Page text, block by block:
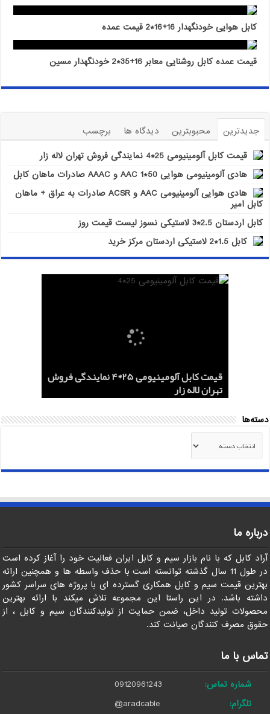
کابل هوایی خودنگهدار 16+16*2 قیمت عمده
قیمت عمده کابل روشنایی معابر 16+35*2 خودنگهدار مسین
جدیدترین محبوبترین دیدگاه ها
برچسب
قیمت کابل آلومینیومی 25*4 نمایندگی فروش تهران لاله زار
هادی آلومینیومی هوایی 50*1 AAC و AAAC صادرات ماهان کابل
هادی هوایی آلومینیومی AAC و ACSR صادرات به عراق + ماهان
کابل امیر
کابل اردستان 2.5*3 لاستیکی نسوز لیست قیمت روز
کابل 1.5*2 لاستیکی اردستان مرکز خرید
قیمت کابل آلومینیومی 25*4 نمایندگی فروش
تهران لاله زار
هادی آلومینیومی هوایی 50*1 AAC و AAAC
صادرات ماهان کابل
هادی هوایی آلومینیومی AAC و ACSR
صادرات به عراق + ماهان کابل امیر
کابل اردستان 2.5*3 لاستیکی نسوز لیست
قیمت روز
کابل 1.5*2 لاستیکی اردستان مرکز خرید
دسته‌ها
درباره ما
آراد کابل که با نام بازار سیم و کابل ایران فعالیت خود را آغاز کرده است
در طول 11 سال گذشته توانسته است با حذف واسطه ها و همچنین ارائه
بهترین قیمت سیم و کابل همکاری گسترده ای با پروژه های سراسر کشور
داشته باشد. در این راستا این مجموعه تلاش میکند با ارائه بهترین
محصولات تولید داخل، ضمن حمایت از تولیدکنندگان سیم و کابل ، از
حقوق مصرف کنندگان صیانت کند.
تماس با ما
شماره تماس:
09120961243
تلگرام:
@aradcable